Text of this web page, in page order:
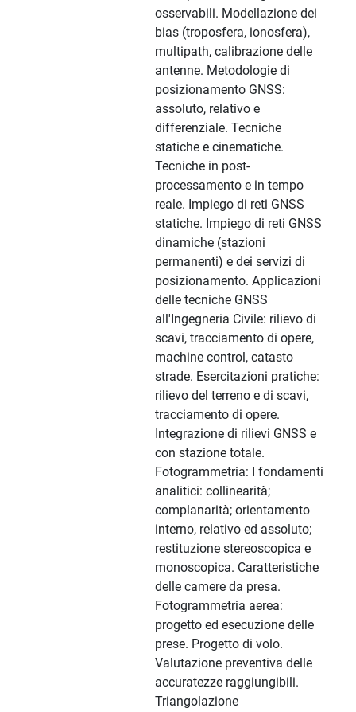
osservabili. Modellazione dei
bias (troposfera, ionosfera),
multipath, calibrazione delle
antenne. Metodologie di
posizionamento GNSS:
assoluto, relativo e
differenziale. Tecniche
statiche e cinematiche.
Tecniche in post-
processamento e in tempo
reale. Impiego di reti GNSS
statiche. Impiego di reti GNSS
dinamiche (stazioni
permanenti) e dei servizi di
posizionamento. Applicazioni
delle tecniche GNSS
all'Ingegneria Civile: rilievo di
scavi, tracciamento di opere,
machine control, catasto
strade. Esercitazioni pratiche:
rilievo del terreno e di scavi,
tracciamento di opere.
Integrazione di rilievi GNSS e
con stazione totale.
Fotogrammetria: I fondamenti
analitici: collinearità;
complanarità; orientamento
interno, relativo ed assoluto;
restituzione stereoscopica e
monoscopica. Caratteristiche
delle camere da presa.
Fotogrammetria aerea:
progetto ed esecuzione delle
prese. Progetto di volo.
Valutazione preventiva delle
accuratezze raggiungibili.
Triangolazione